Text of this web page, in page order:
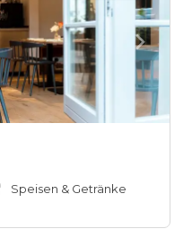
Speisen & Getränke